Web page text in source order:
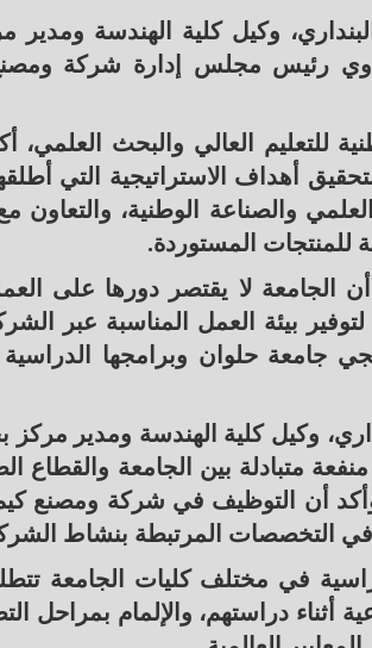
وكيل كلية الهندسة ومدير
رئيس مجلس إدارة شركة ومصنع
للتعليم العالي والبحث
أهداف الاستراتيجية التي
والصناعة الوطنية، والتعاون
للمنتجات المستوردة.
لا يقتصر دورها على
بيئة العمل المناسبة عبر
جامعة حلوان وبرامجها
وكيل كلية الهندسة ومدير مركز
متبادلة بين الجامعة
أن التوظيف في شركة ومصنع
في التخصصات المرتبطة بنشاط
في مختلف كليات الجامعة
أثناء دراستهم، والإلمام بمراحل